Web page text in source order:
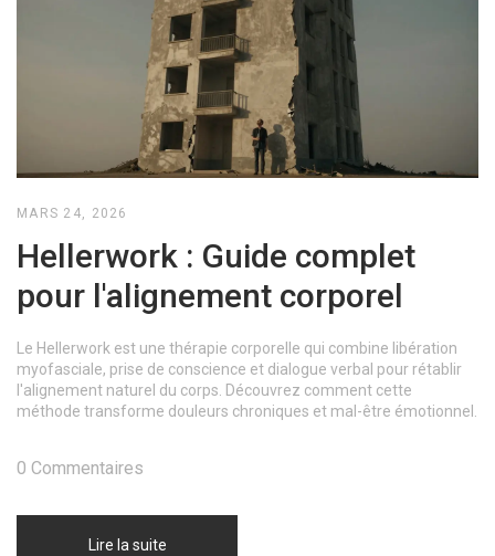
MARS 24, 2026
Hellerwork : Guide complet
pour l'alignement corporel
Le Hellerwork est une thérapie corporelle qui combine libération
myofasciale, prise de conscience et dialogue verbal pour rétablir
l'alignement naturel du corps. Découvrez comment cette
méthode transforme douleurs chroniques et mal-être émotionnel.
Lire la suite
0 Commentaires